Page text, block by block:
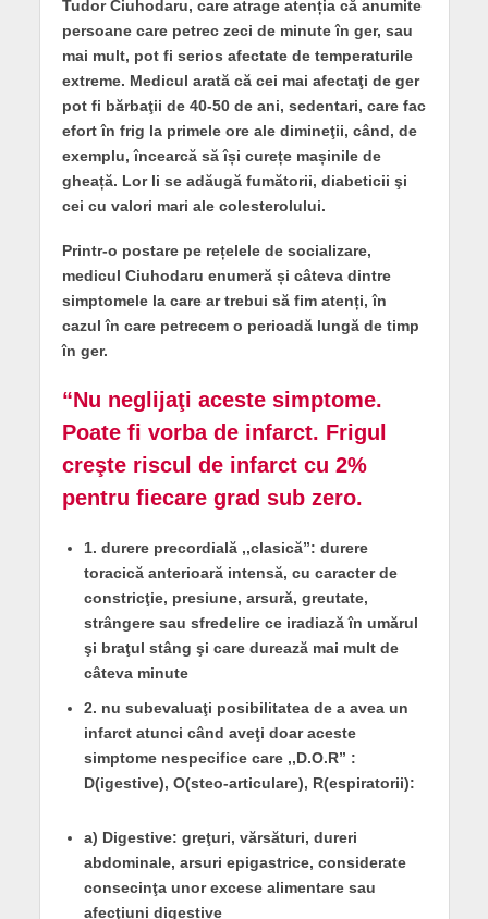
Tudor Ciuhodaru, care atrage atenția că anumite
persoane care petrec zeci de minute în ger, sau
mai mult, pot fi serios afectate de temperaturile
extreme. Medicul arată că cei mai afectaţi de ger
pot fi bărbaţii de 40-50 de ani, sedentari, care fac
efort în frig la primele ore ale dimineţii, când, de
exemplu, încearcă să își curețe mașinile de
gheață. Lor li se adăugă fumătorii, diabeticii şi
cei cu valori mari ale colesterolului.
Printr-o postare pe rețelele de socializare,
medicul Ciuhodaru enumeră și câteva dintre
simptomele la care ar trebui să fim atenți, în
cazul în care petrecem o perioadă lungă de timp
în ger.
“Nu neglijaţi aceste simptome.
Poate fi vorba de infarct. Frigul
creşte riscul de infarct cu 2%
pentru fiecare grad sub zero.
1. durere precordială ,,clasică”: durere
toracică anterioară intensă, cu caracter de
constricţie, presiune, arsură, greutate,
strângere sau sfredelire ce iradiază în umărul
şi braţul stâng şi care durează mai mult de
câteva minute
2. nu subevaluaţi posibilitatea de a avea un
infarct atunci când aveţi doar aceste
simptome nespecifice care ,,D.O.R” :
D(igestive), O(steo-articulare), R(espiratorii):
a) Digestive: greţuri, vărsături, dureri
abdominale, arsuri epigastrice, considerate
consecinţa unor excese alimentare sau
afecţiuni digestive